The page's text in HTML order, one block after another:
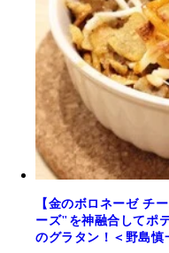
【金のボロネーゼ チ
ーズ"を神融合してポ
のグラタン！＜野島慎